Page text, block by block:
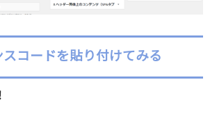
コードを貼り付けてみる